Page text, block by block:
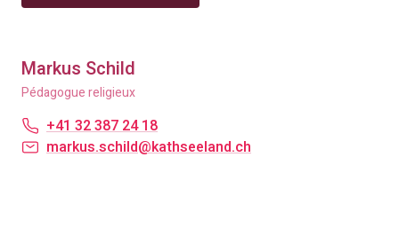
Markus Schild
Pédagogue religieux
+41 32 387 24 18
markus.schild@kathseeland.ch